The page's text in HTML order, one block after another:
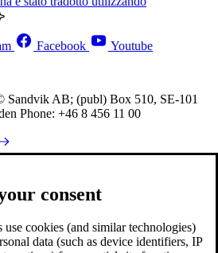
Facebook Youtube
AB; (publ) Box 510, SE-101
Phone: +46 8 456 11 00
consent
cookies (and similar technologies)
data (such as device identifiers, IP